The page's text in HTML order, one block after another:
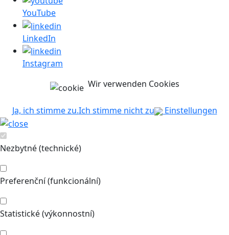
YouTube
LinkedIn
Instagram
Wir verwenden Cookies
Ja, ich stimme zu.Ich stimme nicht zu Einstellungen
Nezbytné (technické)
Preferenční (funkcionální)
Statistické (výkonnostní)